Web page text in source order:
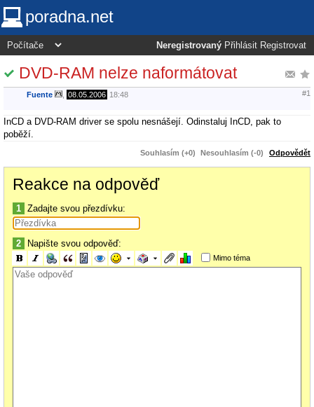
poradna.net
Neregistrovaný Přihlásit Registrovat
DVD-RAM nelze naformátovat
Fuente 08.05.2006 18:48 #1
InCD a DVD-RAM driver se spolu nesnášejí. Odinstaluj InCD, pak to
poběží.
Souhlasím (+0) Nesouhlasím (-0) Odpovědět
Reakce na odpověď
1 Zadajte svou přezdívku:
2 Napište svou odpověď:
Mimo téma